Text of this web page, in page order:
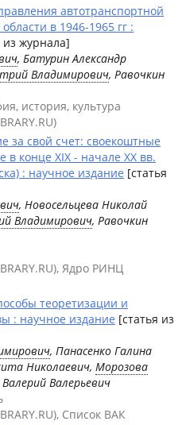
автотранспортной
в 1946-1965 гг :
из журнала]
, Батурин Александр
Владимирович, Равочкин
история, культура
за свой счет: своекоштные
в конце XIX - начале XX вв.
: научное издание [статья
, Новосельцевa Николай
Владимирович, Равочкин
Ядро РИНЦ
теоретизации и
: научное издание [статья из
, Панасенко Галина
Николаевич, Морозова
Валерьевич
Список ВАК